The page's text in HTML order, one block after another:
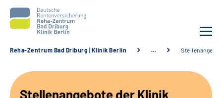
Unsere Angebote
Reha-Zentrum Bad Driburg | Klinik Berlin …
Stellenangebote der Klinik